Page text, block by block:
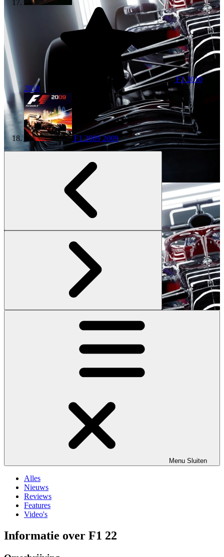
F1 2010
2010
F1 20092009
Menu Sluiten
Alles
Nieuws
Reviews
Features
Video's
Informatie over F1 22